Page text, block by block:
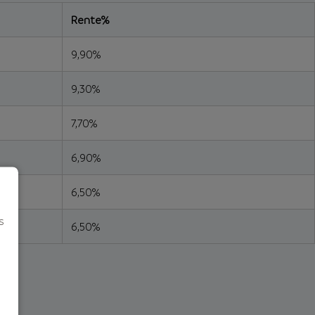
Rente%
9,90%
9,30%
7,70%
6,90%
6,50%
6,50%